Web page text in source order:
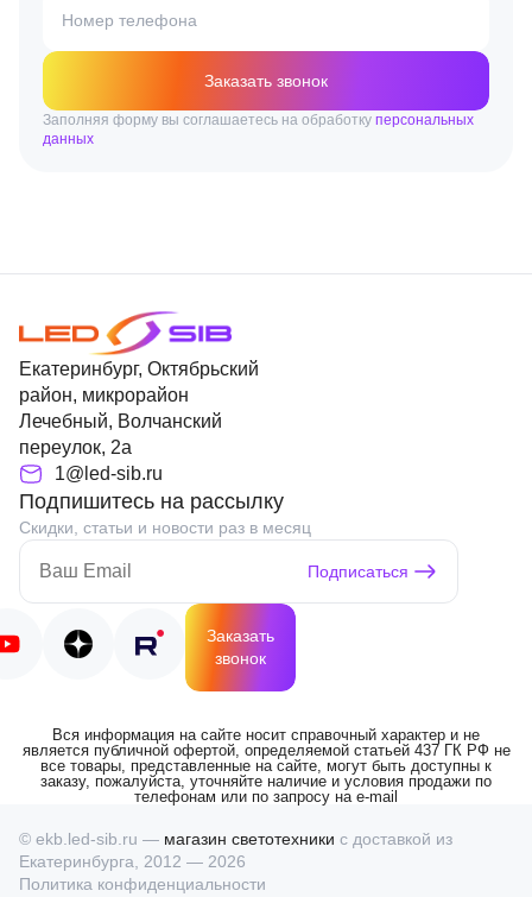
Номер телефона
Заказать звонок
Заполняя форму вы соглашаетесь на обработку персональных
данных
Екатеринбург, Октябрьский
район, микрорайон
Лечебный, Волчанский
переулок, 2а
1@led-sib.ru
Подпишитесь на рассылку
Скидки, статьи и новости раз в месяц
Подписаться
Заказать
звонок
Вся информация на сайте носит справочный характер и не
является публичной офертой, определяемой статьей 437 ГК РФ не
все товары, представленные на сайте, могут быть доступны к
заказу, пожалуйста, уточняйте наличие и условия продажи по
телефонам или по запросу на e-mail
© ekb.led-sib.ru — магазин светотехники с доставкой из
Екатеринбурга, 2012 — 2026
Политика конфиденциальности